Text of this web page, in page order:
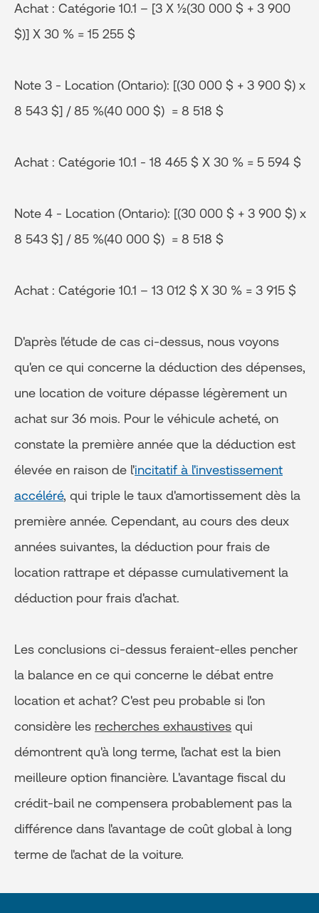
Achat : Catégorie 10.1 – [3 X ½(30 000 $ + 3 900
$)] X 30 % = 15 255 $
Note 3 - Location (Ontario): [(30 000 $ + 3 900 $) x
8 543 $] / 85 %(40 000 $) = 8 518 $
Achat : Catégorie 10.1 - 18 465 $ X 30 % = 5 594 $
Note 4 - Location (Ontario): [(30 000 $ + 3 900 $) x
8 543 $] / 85 %(40 000 $) = 8 518 $
Achat : Catégorie 10.1 – 13 012 $ X 30 % = 3 915 $
D'après l'étude de cas ci-dessus, nous voyons
qu'en ce qui concerne la déduction des dépenses,
une location de voiture dépasse légèrement un
achat sur 36 mois. Pour le véhicule acheté, on
constate la première année que la déduction est
élevée en raison de l'incitatif à l'investissement
accéléré, qui triple le taux d'amortissement dès la
première année. Cependant, au cours des deux
années suivantes, la déduction pour frais de
location rattrape et dépasse cumulativement la
déduction pour frais d'achat.
Les conclusions ci-dessus feraient-elles pencher
la balance en ce qui concerne le débat entre
location et achat? C'est peu probable si l'on
considère les recherches exhaustives qui
démontrent qu'à long terme, l'achat est la bien
meilleure option financière. L'avantage fiscal du
crédit-bail ne compensera probablement pas la
différence dans l'avantage de coût global à long
terme de l'achat de la voiture.